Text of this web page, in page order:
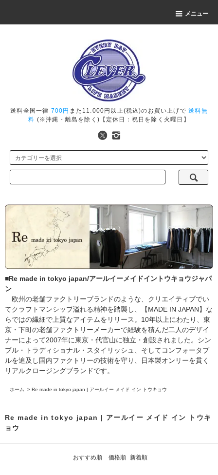
メニュー
送料全国一律 700円 また11.000円以上(税込)のお買い上げで送料無
料 (※沖縄・離島を除く)【定休日：祝日を除く火曜日】
■Re made in tokyo japan/アールイーメイドイントウキョウジャパ
ン
欧州の老舗ファクトリーブランドのような、クリエイティブでい
てクラフトマンシップ溢れる精神を踏襲し、【MADE IN JAPAN】な
らではの繊細で上質なアイテムをリリース。10年以上にわたり、東
京・下町の老舗ファクトリーメーカーで経験を積んだ二人のデザイ
ナーによって2007年に東京・代官山に独立・創設されました。シン
プル・トラディショナル・スタイリッシュ、そしてコンフォータブ
ルを追及し国内ファクトリーの技術を守り、日本製オンリーを貫く
リアルクロージングブランドです。
ホーム > Re made in tokyo japan | アールイー メイド イン トウキョウ
Re made in tokyo japan | アールイー メイド イン トウキ
ョウ
おすすめ順 価格順 新着順